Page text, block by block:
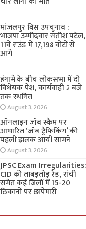
मांजलपुर विस उपचुनाव :
भाजपा उम्मीदवार सतीश पटेल,
11वें राउंड में 17,198 वोटों से
आगे
हंगामे के बीच लोकसभा में दो
विधेयक पेश, कार्यवाही 2 बजे
तक स्थगित
August 3, 2026
ऑनलाइन जॉब स्कैम पर
आधारित ‘जॉब ट्रैफिकिंग’ की
पहली झलक आयी सामने
August 3, 2026
JPSC Exam Irregularities:
CID की ताबड़तोड़ रेड, रांची
समेत कई जिलों में 15-20
ठिकानों पर छापेमारी